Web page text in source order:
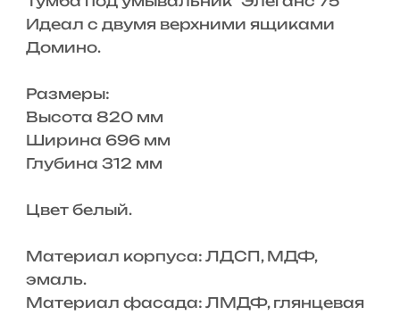
Идеал с двумя верхними ящиками
Домино.
Размеры:
Высота 820 мм
Ширина 696 мм
Глубина 312 мм
Цвет белый.
Материал корпуса: ЛДСП, МДФ,
эмаль.
Материал фасада: ЛМДФ, глянцевая